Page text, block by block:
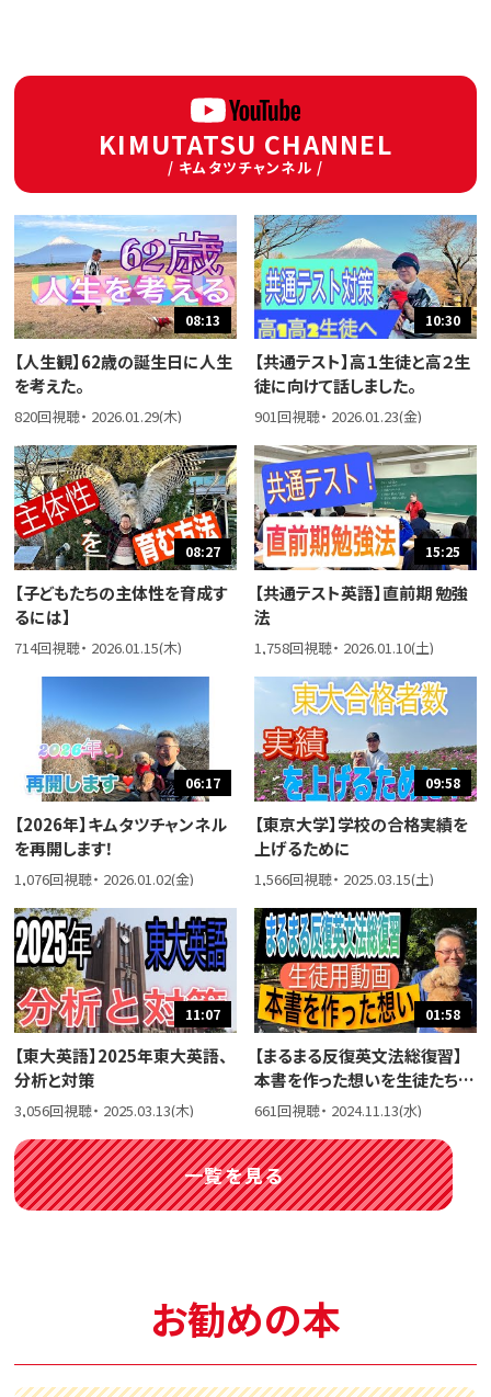
KIMUTATSU CHANNEL
/ キムタツチャンネル /
08:13
【人生観】62歳の誕生日に人生
を考えた。
820回視聴・ 2026.01.29(木)
10:30
【共通テスト】高１生徒と高２生
徒に向けて話しました。
901回視聴・ 2026.01.23(金)
08:27
【子どもたちの主体性を育成す
るには】
714回視聴・ 2026.01.15(木)
15:25
【共通テスト英語】直前期 勉強
法
1,758回視聴・ 2026.01.10(土)
06:17
【2026年】キムタツチャンネル
を再開します！
1,076回視聴・ 2026.01.02(金)
09:58
【東京大学】学校の合格実績を
上げるために
1,566回視聴・ 2025.03.15(土)
11:07
【東大英語】2025年東大英語、
分析と対策
3,056回視聴・ 2025.03.13(木)
01:58
【まるまる反復英文法総復習】
本書を作った想いを生徒たちに
話しました。
661回視聴・ 2024.11.13(水)
一覧を見る
お勧めの本